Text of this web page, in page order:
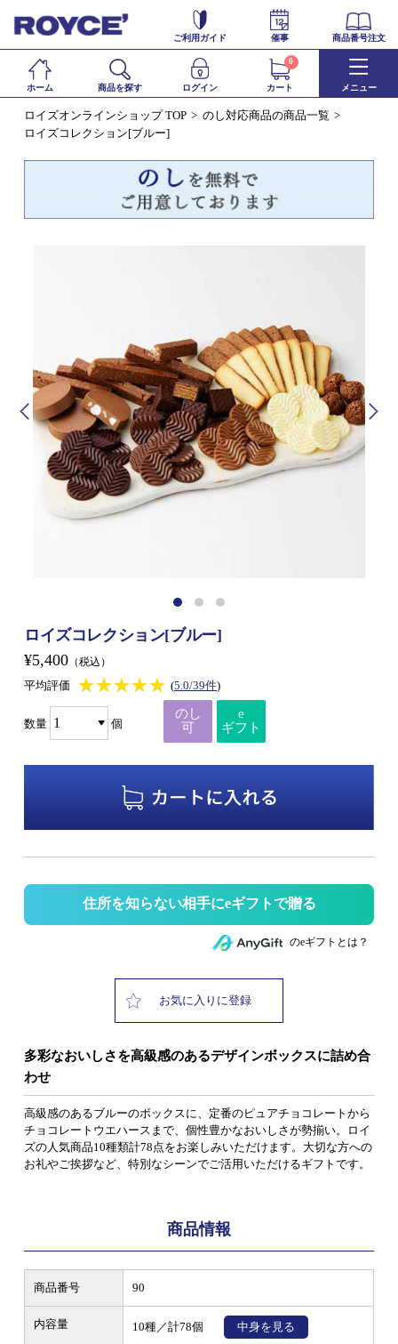
ご利用ガイド 催事 商品番号注文
ホーム 商品を探す ログイン カート
0
メニュー
ロイズオンラインショップ TOP
のし対応商品の商品一覧
ロイズコレクション[ブルー]
ロイズコレクション[ブルー]
¥5,400 （税込）
平均評価 ★★★★★
★★★★★ (5.0/39件)
数量 個
のし
可
e
ギフト
住所を知らない相手にeギフトで贈る
のeギフトとは？
お気に入りに登録
多彩なおいしさを高級感のあるデザインボックスに詰め合
わせ
高級感のあるブルーのボックスに、定番のピュアチョコレートから
チョコレートウエハースまで、個性豊かなおいしさが勢揃い。ロイ
ズの人気商品10種類計78点をお楽しみいただけます。大切な方への
お礼やご挨拶など、特別なシーンでご活用いただけるギフトです。
商品情報
商品番号 90
内容量 10種／計78個 中身を見る